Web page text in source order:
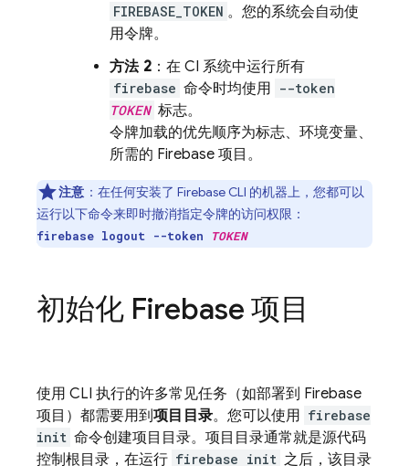
FIREBASE_TOKEN 。您的系统会自动使
用令牌。
方法 2 ：在 CI 系统中运行所有
firebase 命令时均使用 --token
TOKEN 标志。
令牌加载的优先顺序为标志、环境变量、
所需的 Firebase 项目。
注意 ：在任何安装了 FirebaseCLI 的机器上，您都可以
运行以下命令来即时撤消指定令牌的访问权限：
firebase logout --token TOKEN
初始化 Firebase 项目
使用 CLI 执行的许多常见任务（如部署到 Firebase
项目）都需要用到项目目录。您可以使用 firebase
init 命令创建项目目录。项目目录通常就是源代码
控制根目录，在运行 firebase init 之后，该目录